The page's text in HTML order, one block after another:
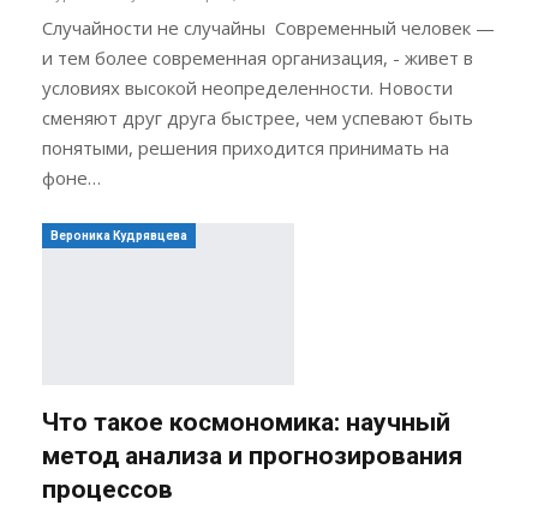
Случайности не случайны Современный человек —
и тем более современная организация, - живет в
условиях высокой неопределенности. Новости
сменяют друг друга быстрее, чем успевают быть
понятыми, решения приходится принимать на
фоне…
Вероника Кудрявцева
Что такое космономика: научный
метод анализа и прогнозирования
процессов